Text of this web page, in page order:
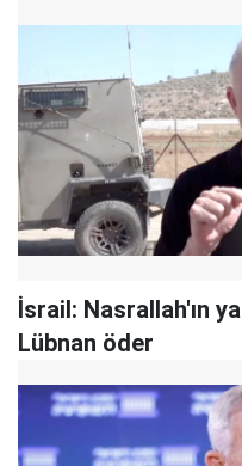
İsrail: Nasrallah'ın
Lübnan öder